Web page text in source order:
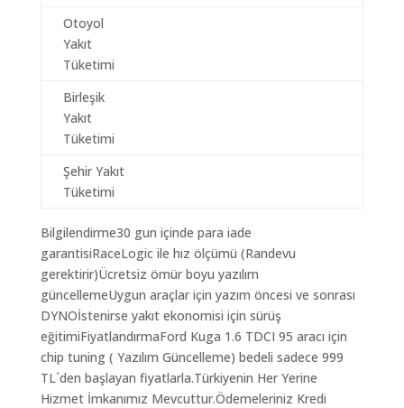
Otoyol
Yakıt
Tüketimi
Birleşik
Yakıt
Tüketimi
Şehir Yakıt
Tüketimi
Bilgilendirme30 gun içinde para iade
garantisiRaceLogic ile hız ölçümü (Randevu
gerektirir)Ücretsiz ömür boyu yazılım
güncellemeUygun araçlar için yazım öncesi ve sonrası
DYNOİstenirse yakıt ekonomisi için sürüş
eğitimiFiyatlandırmaFord Kuga 1.6 TDCI 95 aracı için
chip tuning ( Yazılım Güncelleme) bedeli sadece 999
TL`den başlayan fiyatlarla.Türkiyenin Her Yerine
Hizmet İmkanımız Mevcuttur.Ödemeleriniz Kredi